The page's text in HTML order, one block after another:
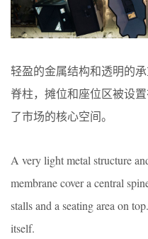
轻盈的金属结构和透明的
脊柱，摊位和座位区被设
了市场的核心空间。
A very light metal structure
membrane cover a central
stalls and a seating area on
itself.